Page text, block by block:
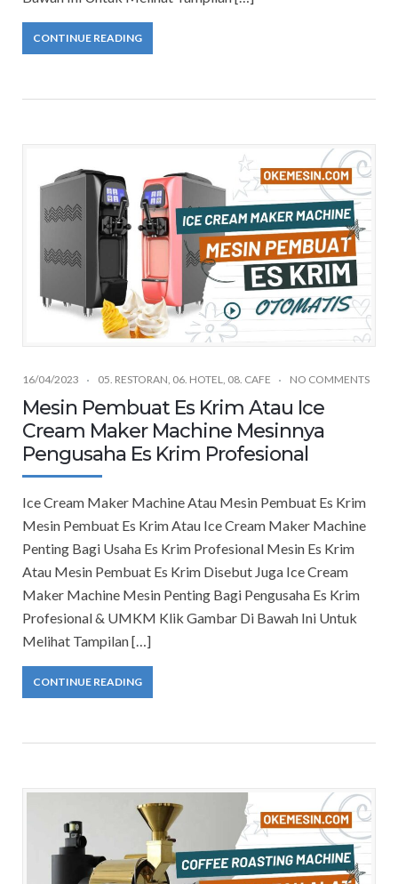
CONTINUE READING
16/04/2023 05. RESTORAN 06. HOTEL 08. CAFE NO COMMENTS
Mesin Pembuat Es Krim Atau Ice
Cream Maker Machine Mesinnya
Pengusaha Es Krim Profesional
Ice Cream Maker Machine Atau Mesin Pembuat Es Krim
Mesin Pembuat Es Krim Atau Ice Cream Maker Machine
Penting Bagi Usaha Es Krim Profesional Mesin Es Krim
Atau Mesin Pembuat Es Krim Disebut Juga Ice Cream
Maker Machine Mesin Penting Bagi Pengusaha Es Krim
Profesional & UMKM Klik Gambar Di Bawah Ini Untuk
Melihat Tampilan […]
CONTINUE READING